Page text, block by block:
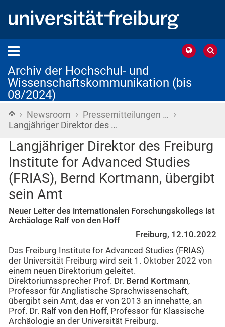
Archiv der Hochschul- und
Wissenschaftskommunikation (bis
08/2024)
Startseite
› Newsroom › Pressemitteilungen … ›
Langjähriger Direktor des …
Langjähriger Direktor des Freiburg
Institute for Advanced Studies
(FRIAS), Bernd Kortmann, übergibt
sein Amt
Neuer Leiter des internationalen Forschungskollegs ist
Archäologe Ralf von den Hoff
Freiburg, 12.10.2022
Das Freiburg Institute for Advanced Studies (FRIAS)
der Universität Freiburg wird seit 1. Oktober 2022 von
einem neuen Direktorium geleitet.
Direktoriumssprecher Prof. Dr. Bernd Kortmann,
Professor für Anglistische Sprachwissenschaft,
übergibt sein Amt, das er von 2013 an innehatte, an
Prof. Dr. Ralf von den Hoff, Professor für Klassische
Archäologie an der Universität Freiburg.